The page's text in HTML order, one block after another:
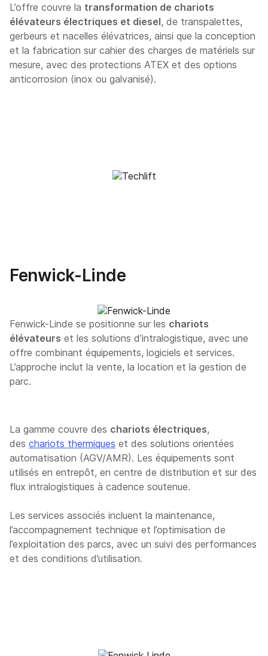
L’offre couvre la transformation de chariots
élévateurs électriques et diesel, de transpalettes,
gerbeurs et nacelles élévatrices, ainsi que la conception
et la fabrication sur cahier des charges de matériels sur
mesure, avec des protections ATEX et des options
anticorrosion (inox ou galvanisé).
Fenwick-Linde
Fenwick-Linde se positionne sur les chariots
élévateurs et les solutions d’intralogistique, avec une
offre combinant équipements, logiciels et services.
L’approche inclut la vente, la location et la gestion de
parc.
La gamme couvre des chariots électriques,
des chariots thermiques et des solutions orientées
automatisation (AGV/AMR). Les équipements sont
utilisés en entrepôt, en centre de distribution et sur des
flux intralogistiques à cadence soutenue.
Les services associés incluent la maintenance,
l’accompagnement technique et l’optimisation de
l’exploitation des parcs, avec un suivi des performances
et des conditions d’utilisation.